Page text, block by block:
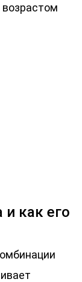
возрастом
как его